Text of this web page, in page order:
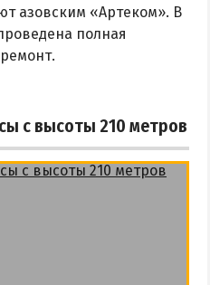
азовским «Артеком». В
полная
с высоты 210 метров